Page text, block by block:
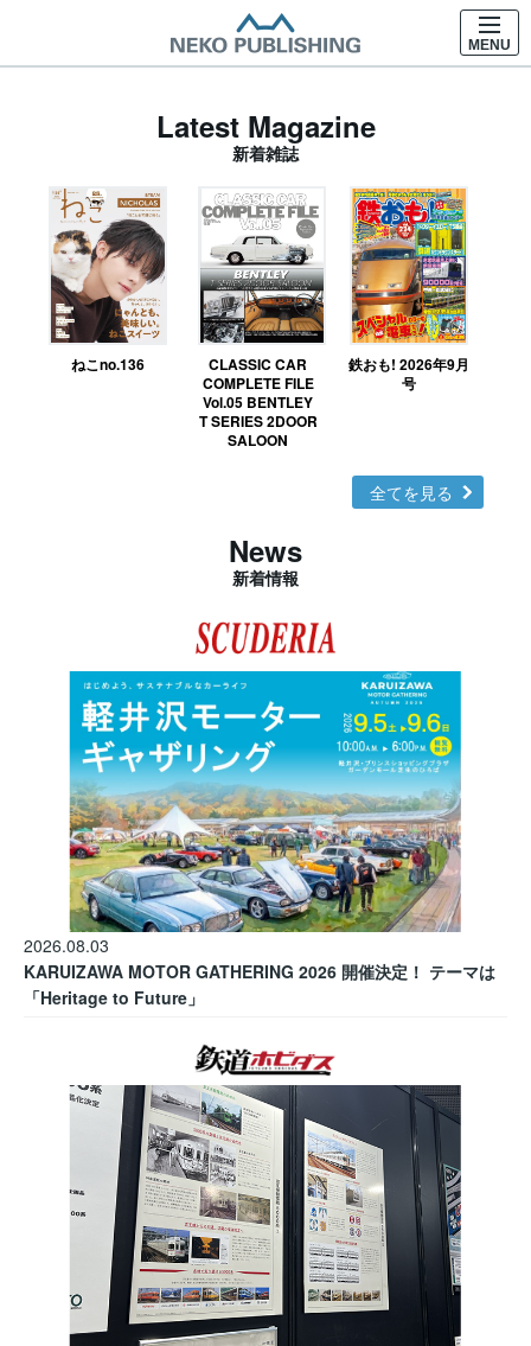
MENU
Latest Magazine
新着雑誌
ねこno.136
CLASSIC CAR
COMPLETE FILE
Vol.05 BENTLEY
T SERIES 2DOOR
SALOON
鉄おも! 2026年9月
号
全てを見る
News
新着情報
2026.08.03
KARUIZAWA MOTOR GATHERING 2026 開催決定！ テーマは
「Heritage to Future」